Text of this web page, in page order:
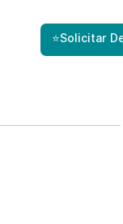
⭐Solicitar